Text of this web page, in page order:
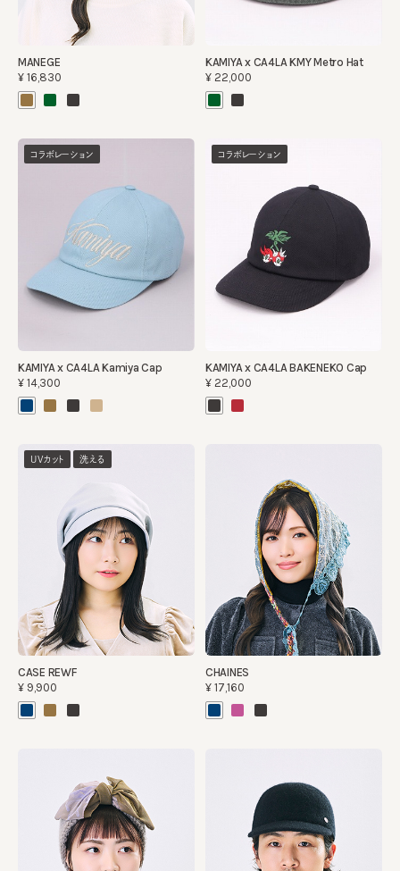
MANEGE
¥16,830
KAMIYA x CA4LA KMY Metro Hat
¥22,000
コラボレーション
KAMIYA x CA4LA Kamiya Cap
¥14,300
コラボレーション
KAMIYA x CA4LA BAKENEKO Cap
¥22,000
UVカット 洗える
CASE REWF
¥9,900
CHAINES
¥17,160